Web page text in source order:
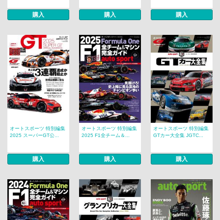
購入 購入 購入
オートスポーツ 特別編集
2025 スーパーGT公...
購入
オートスポーツ 特別編集
2025 F1全チーム＆...
購入
オートスポーツ 特別編集
GTカー大全集 JGTC...
購入